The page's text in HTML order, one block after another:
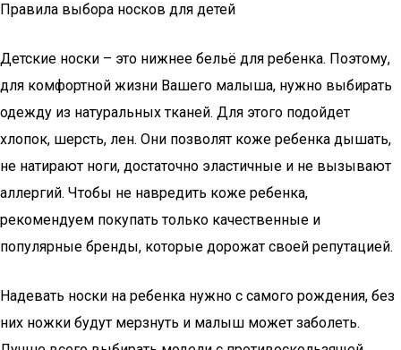
Правила выбора носков для детей
Детские носки – это нижнее бельё для ребенка. Поэтому,
для комфортной жизни Вашего малыша, нужно выбирать
одежду из натуральных тканей. Для этого подойдет
хлопок, шерсть, лен. Они позволят коже ребенка дышать,
не натирают ноги, достаточно эластичные и не вызывают
аллергий. Чтобы не навредить коже ребенка,
рекомендуем покупать только качественные и
популярные бренды, которые дорожат своей репутацией.
Надевать носки на ребенка нужно с самого рождения, без
них ножки будут мерзнуть и малыш может заболеть.